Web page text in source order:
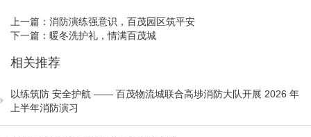
上一篇： 消防演练强意识，百茂园区筑平安
下一篇： 暖冬洗护礼，情满百茂城
相关推荐
以练筑防 安全护航 —— 百茂物流城联合高埗消防大队开展 2026 年
上半年消防演习